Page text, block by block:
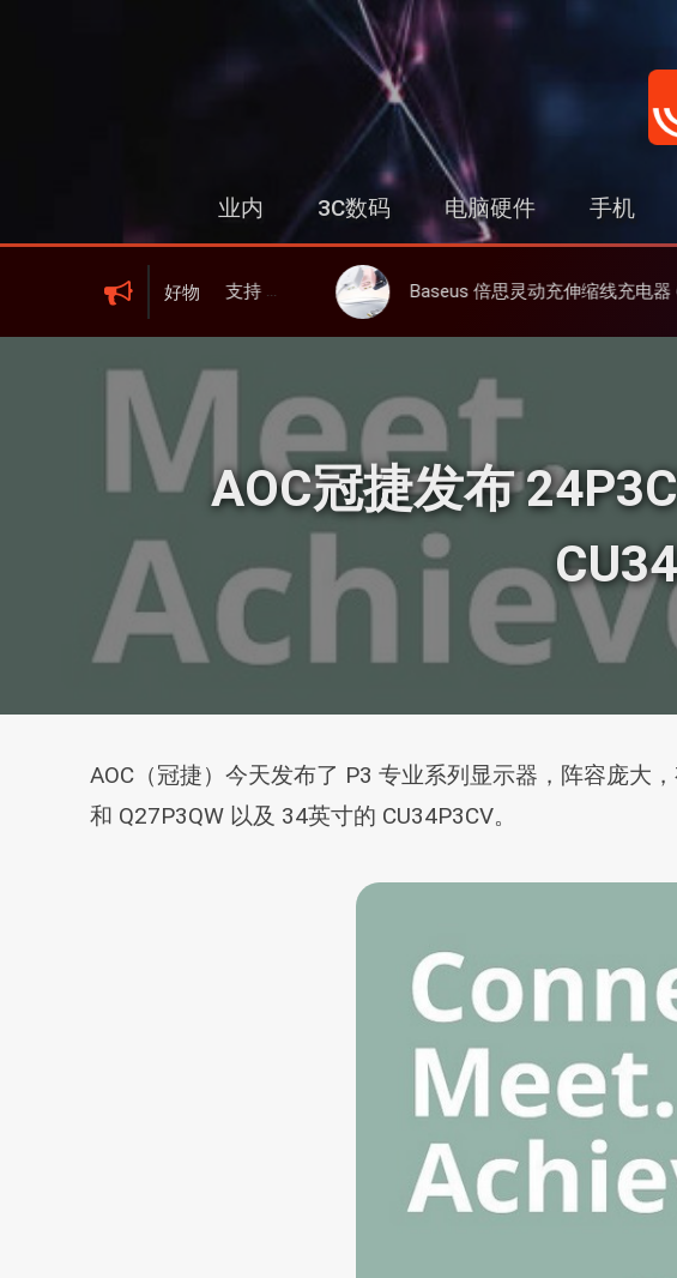
业内 3C数码 电脑硬件 手机
好物
6、屏显、6000mAh 电池、峰值下行2.0Gbps Baseus 倍思灵动充伸缩线充电器 67W 3C，超耐用可伸缩线、氮化镓、3C多设备同时充
AOC冠捷发布
AOC（冠捷）今天发布了 P3 专业系列显示器，阵容庞大
和 Q27P3QW 以及 34英寸的 CU34P3CV。